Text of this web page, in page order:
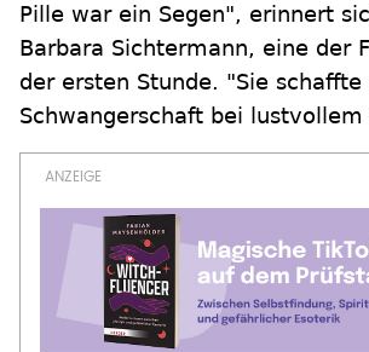
Pille war ein Segen", erinnert
Barbara Sichtermann, eine der
der ersten Stunde. "Sie
Schwangerschaft bei lustvollem